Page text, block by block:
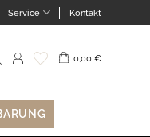
Service Kontakt
0,00€